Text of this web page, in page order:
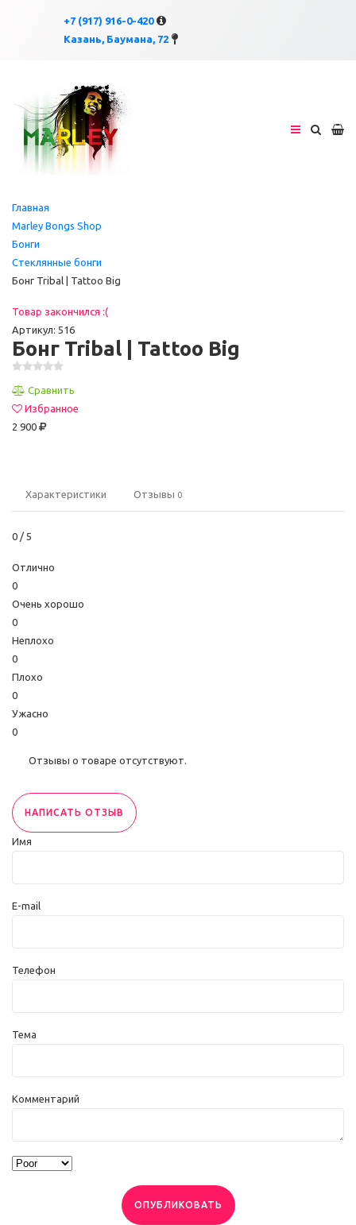
+7 (917) 916-0-420
Казань, Баумана, 72×
Главная
Marley Bongs Shop
Бонги
Стеклянные бонги
Бонг Tribal | Tattoo Big
Товар закончился :(
Артикул: 516
Бонг Tribal | Tattoo Big
Сравнить
Избранное
2 900
Характеристики Отзывы 0
0 / 5
Отлично
0
Очень хорошо
0
Неплохо
0
Плохо
0
Ужасно
0
Отзывы о товаре отсутствуют.
НАПИСАТЬ ОТЗЫВ
Имя
E-mail
Телефон
Тема
Комментарий
ОПУБЛИКОВАТЬ